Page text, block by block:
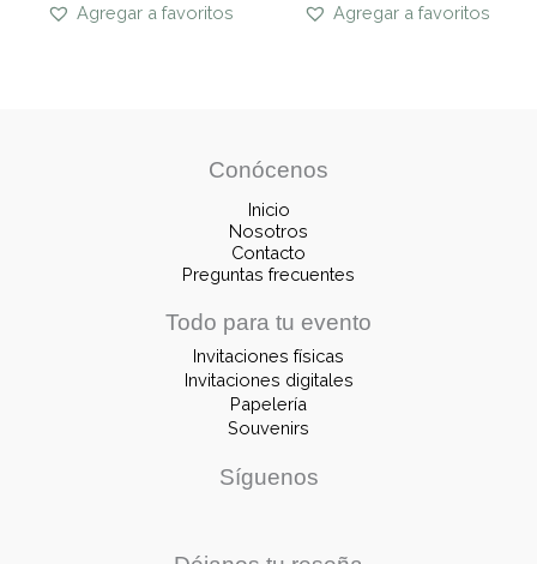
Agregar a favoritos Agregar a favoritos
Conócenos
Inicio
Nosotros
Contacto
Preguntas frecuentes
Todo para tu evento
Invitaciones físicas
Invitaciones digitales
Papelería
Souvenirs
Síguenos